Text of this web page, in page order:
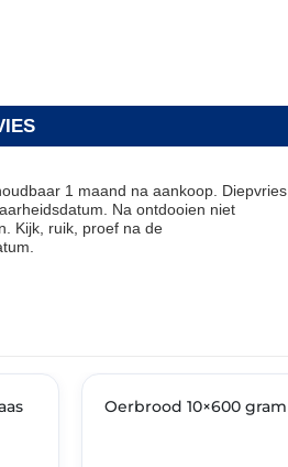
1 maand na aankoop. Diepvries
Na ontdooien niet
Kijk, ruik, proef na de
🔥 OP=OP
Oerbrood 10×600 gram